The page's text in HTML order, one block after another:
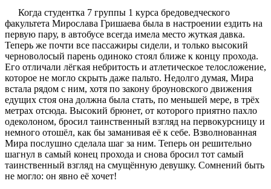
Когда студентка 7 группы 1 курса бредоведческого
факультета Мирослава Гришаева была в настроении ездить на
первую пару, в автобусе всегда имела место жуткая давка.
Теперь же почти все пассажиры сидели, и только высокий
черноволосый парень одиноко стоял ближе к концу прохода.
Его отличали лёгкая небритость и атлетическое телосложение,
которое не могло скрыть даже пальто. Недолго думая, Мира
встала рядом с ним, хотя по закону броуновского движения
едущих стоя она должна была стать, по меньшей мере, в трёх
метрах отсюда. Высокий брюнет, от которого приятно пахло
одеколоном, бросил таинственный взгляд на первокурсницу и
немного отошёл, как бы заманивая её к себе. Взволнованная
Мира послушно сделала шаг за ним. Теперь он решительно
шагнул в самый конец прохода и снова бросил тот самый
таинственный взгляд на смущённую девушку. Сомнений быть
не могло: он явно её хочет!